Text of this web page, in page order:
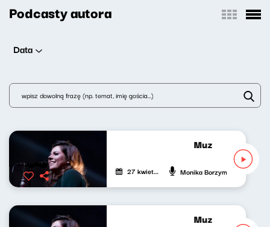
Podcasty autora
Data
Muzyczny
27 kwietnia 2024 Monika Borzym
Muzyczny